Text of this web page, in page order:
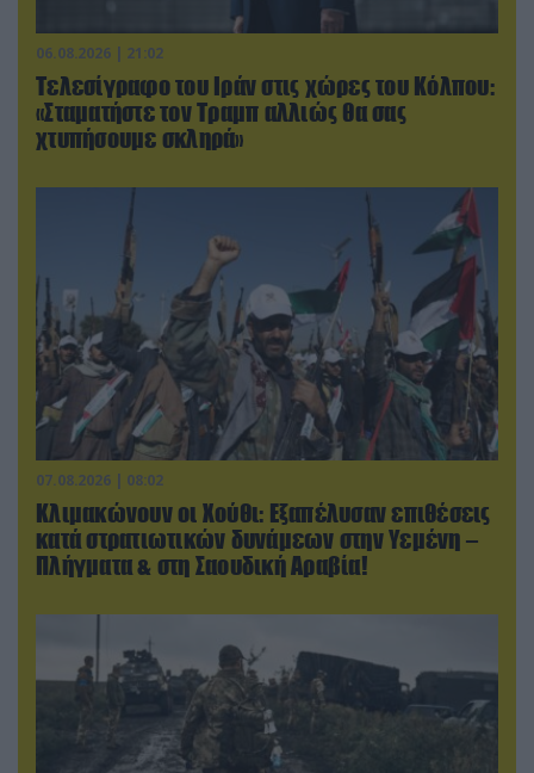
06.08.2026 | 21:02
Τελεσίγραφο του Ιράν στις χώρες του Κόλπου:
«Σταματήστε τον Τραμπ αλλιώς θα σας
χτυπήσουμε σκληρά»
07.08.2026 | 08:02
Κλιμακώνουν οι Χούθι: Eξαπέλυσαν επιθέσεις
κατά στρατιωτικών δυνάμεων στην Υεμένη –
Πλήγματα & στη Σαουδική Αραβία!